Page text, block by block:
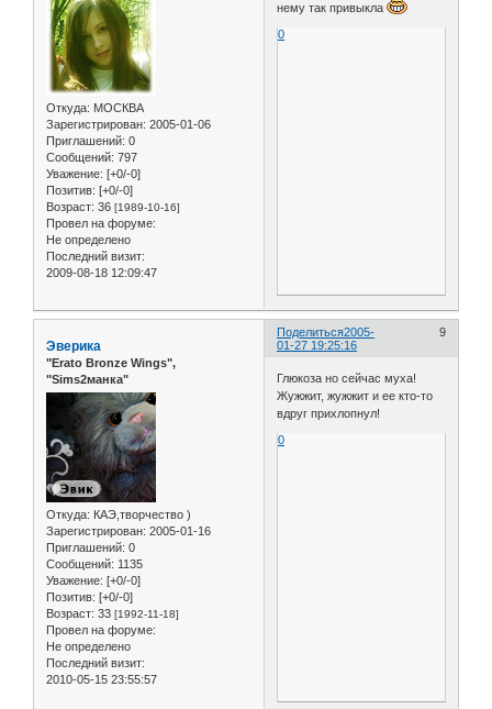
Откуда: МОСКВА
Зарегистрирован: 2005-01-06
Приглашений: 0
Сообщений: 797
Уважение: [+0/-0]
Позитив: [+0/-0]
Возраст: 36 [1989-10-16]
Провел на форуме:
Не определено
Последний визит:
2009-08-18 12:09:47
нему так привыкла
0
Поделиться 9
2005-
01-27 19:25:16
Эверика
"Erato Bronze Wings",
"Sims2манка"
Откуда: КАЭ,творчество )
Зарегистрирован: 2005-01-16
Приглашений: 0
Сообщений: 1135
Уважение: [+0/-0]
Позитив: [+0/-0]
Возраст: 33 [1992-11-18]
Провел на форуме:
Не определено
Последний визит:
2010-05-15 23:55:57
Глюкоза но сейчас муха!
Жужжит, жужжит и ее кто-то
вдруг прихлопнул!
0